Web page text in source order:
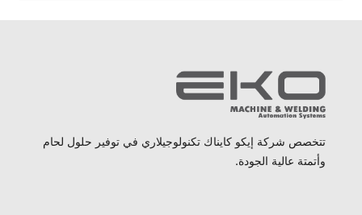
تتخصص شركة إيكو كايناك تكنولوجيلاري في توفير حلول لحام
وأتمتة عالية الجودة.